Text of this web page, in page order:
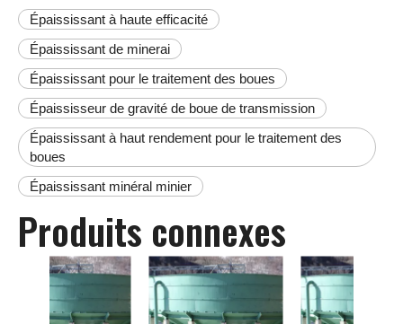
Épaississant à haute efficacité
Épaississant de minerai
Épaississant pour le traitement des boues
Épaississeur de gravité de boue de transmission
Épaississant à haut rendement pour le traitement des
boues
Épaississant minéral minier
Produits connexes